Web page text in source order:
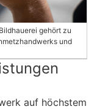
gehört zu
und
auf höchstem